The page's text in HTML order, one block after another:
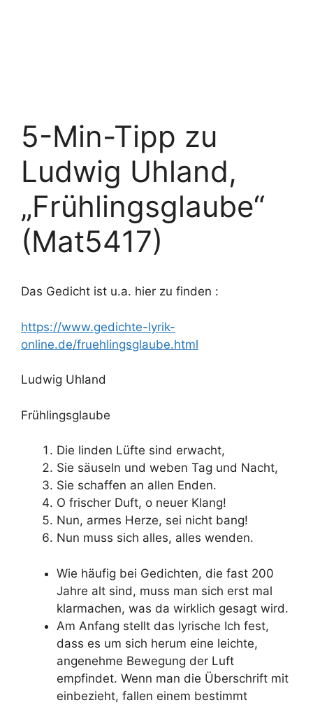
5-Min-Tipp zu
Ludwig Uhland,
„Frühlingsglaube“
(Mat5417)
Das Gedicht ist u.a. hier zu finden :
https://www.gedichte-lyrik-
online.de/fruehlingsglaube.html
Ludwig Uhland
Frühlingsglaube
Die linden Lüfte sind erwacht,
Sie säuseln und weben Tag und Nacht,
Sie schaffen an allen Enden.
O frischer Duft, o neuer Klang!
Nun, armes Herze, sei nicht bang!
Nun muss sich alles, alles wenden.
Wie häufig bei Gedichten, die fast 200
Jahre alt sind, muss man sich erst mal
klarmachen, was da wirklich gesagt wird.
Am Anfang stellt das lyrische Ich fest,
dass es um sich herum eine leichte,
angenehme Bewegung der Luft
empfindet. Wenn man die Überschrift mit
einbezieht, fallen einem bestimmt